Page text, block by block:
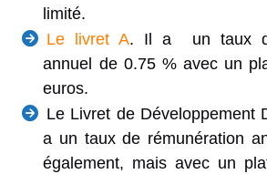
limité.
Le livret A. Il a un taux
annuel de 0.75 % avec un
euros.
Le Livret de Développement
a un taux de rémunération
également, mais avec un